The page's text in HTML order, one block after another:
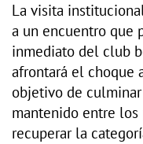
La visita
a un encuentro que
inmediato del club
afrontará el
objetivo de
mantenido entre los
recuperar la